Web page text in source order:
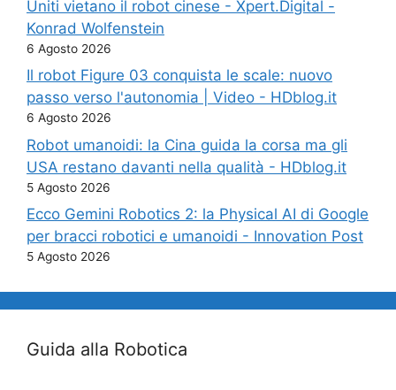
Uniti vietano il robot cinese - Xpert.Digital -
Konrad Wolfenstein
6 Agosto 2026
Il robot Figure 03 conquista le scale: nuovo
passo verso l'autonomia | Video - HDblog.it
6 Agosto 2026
Robot umanoidi: la Cina guida la corsa ma gli
USA restano davanti nella qualità - HDblog.it
5 Agosto 2026
Ecco Gemini Robotics 2: la Physical AI di Google
per bracci robotici e umanoidi - Innovation Post
5 Agosto 2026
Guida alla Robotica